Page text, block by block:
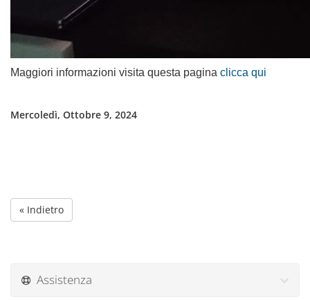
Maggiori informazioni visita questa pagina clicca qui
Mercoledì, Ottobre 9, 2024
« Indietro
Assistenza